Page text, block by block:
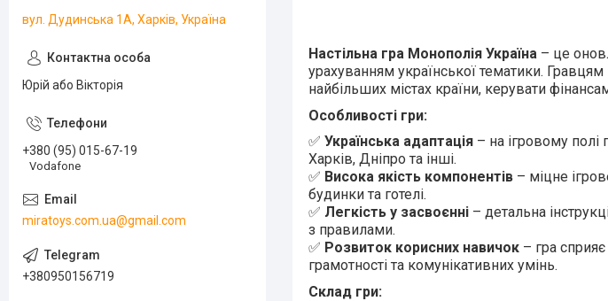
Настільна гра Монополія Україна – це
урахуванням української тематики.
найбільших містах країни, керувати
Особливості гри:
✅ Українська адаптація – на ігровому полі
Харків, Дніпро та інші.
✅ Висока якість компонентів – міцне
будинки та готелі.
✅ Легкість у засвоєнні – детальна
з правилами.
✅ Розвиток корисних навичок – гра
грамотності та комунікативних умінь.
Склад гри:
вул. Дудинська 1А, Харків, Україна
Юрій або Вікторія
+380 (95) 015-67-19
Vodafone
miratoys.com.ua@gmail.com
+380950156719